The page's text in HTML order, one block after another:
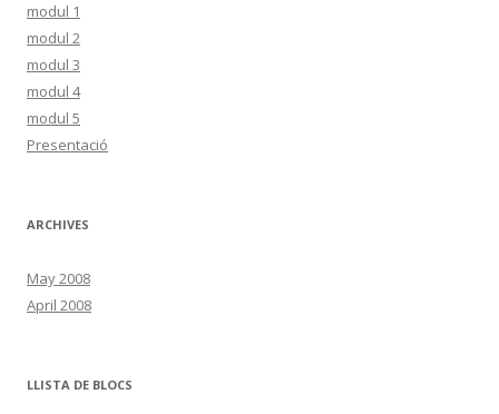
modul 1
modul 2
modul 3
modul 4
modul 5
Presentació
ARCHIVES
May 2008
April 2008
LLISTA DE BLOCS